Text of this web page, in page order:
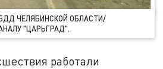
ЧЕЛЯБИНСКОЙ ОБЛАСТИ/
"ЦАРЬГРАД".
работали